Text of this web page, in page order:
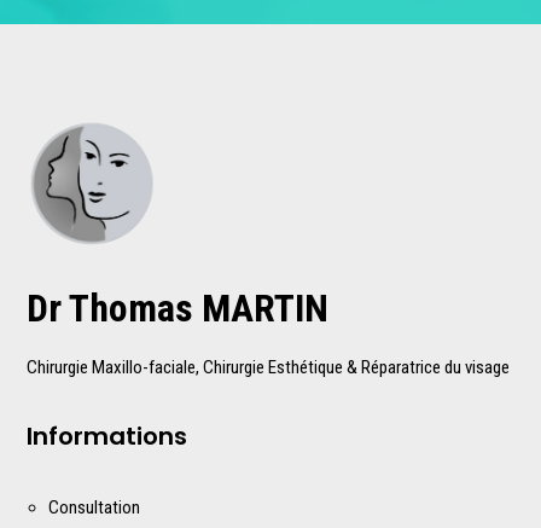
Dr Thomas MARTIN
Chirurgie Maxillo-faciale, Chirurgie Esthétique & Réparatrice du visage
Informations
Consultation